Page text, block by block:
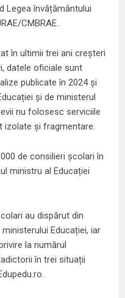
Legea învățământului
CMBRAE.
în ultimii trei ani creșteri
datele oficiale sunt
publicate în 2024 și
și de ministerul
nu folosesc serviciile
izolate și fragmentare.
de consilieri școlari în
ministru al Educației
au dispărut din
Educației, iar
la numărul
în trei situații